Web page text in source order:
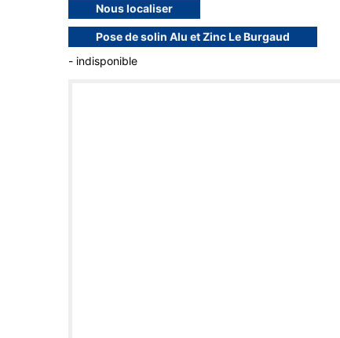
Nous localiser
Pose de solin Alu et Zinc Le Burgaud
- indisponible